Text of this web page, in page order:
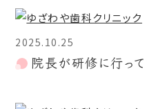
2025.10.25
院長が研修に行って